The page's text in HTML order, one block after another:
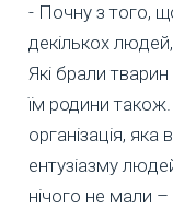
- Почну з того,
декількох
Які брали
їм родини
організація,
ентузіазму
нічого не мали –